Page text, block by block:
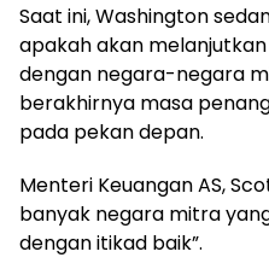
Saat ini, Washington
apakah akan
dengan negara-negara
berakhirnya masa
pada pekan depan.
Menteri Keuangan AS,
banyak negara mitra
dengan itikad baik”.